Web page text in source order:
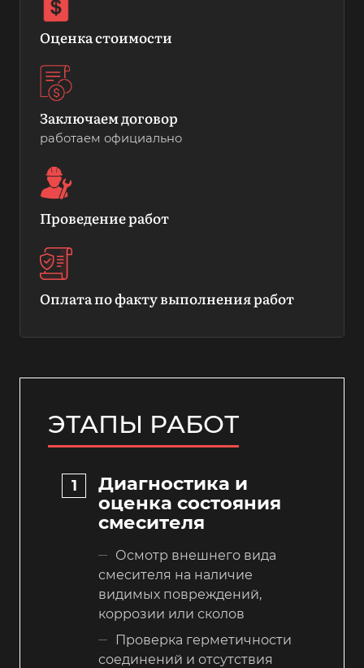
Оценка стоимости
Заключаем договор
работаем официально
Проведение работ
Оплата по факту выполнения работ
ЭТАПЫ РАБОТ
Диагностика и
оценка состояния
смесителя
Осмотр внешнего вида
смесителя на наличие
видимых повреждений,
коррозии или сколов
Проверка герметичности
соединений и отсутствия